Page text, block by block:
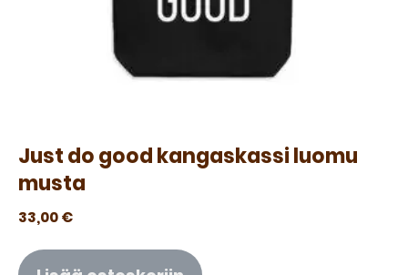
Just do good kangaskassi luomu
musta
33,00€